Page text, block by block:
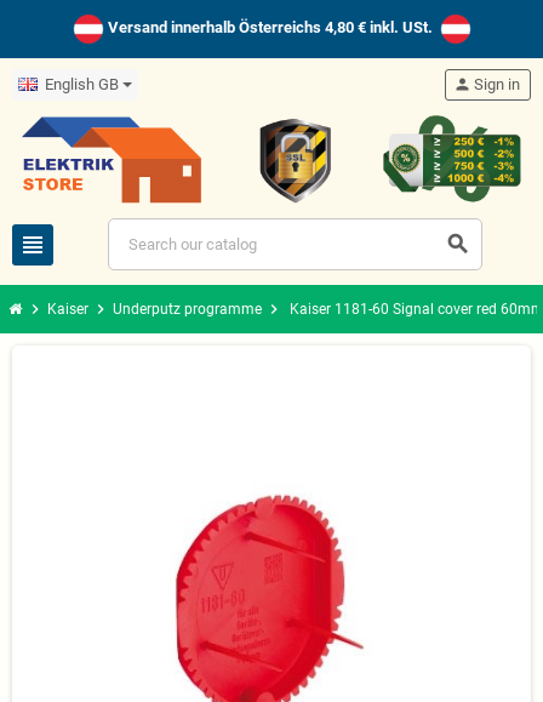
Versand innerhalb Österreichs 4,80 € inkl. USt.
English GB
view_headline search
person Sign in
chevron_right Kaiser chevron_right Underputz programme chevron_right Kaiser 1181-60 Signal cover red 60mm